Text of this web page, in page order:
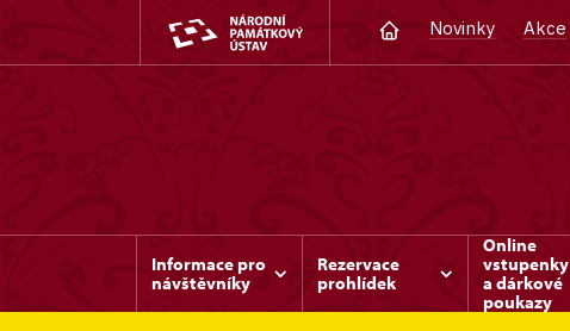
Novinky Akce
Informace pro
návštěvníky
Rezervace
prohlídek
Online
vstupenky
a dárkové
poukazy